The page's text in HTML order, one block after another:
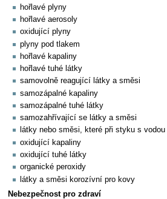
hořlavé plyny
hořlavé aerosoly
oxidující plyny
plyny pod tlakem
hořlavé kapaliny
hořlavé tuhé látky
samovolně reagující látky a směsi
samozápalné kapaliny
samozápalné tuhé látky
samozahřívající se látky a směsi
látky nebo směsi, které při styku s
oxidující kapaliny
oxidující tuhé látky
organické peroxidy
látky a směsi korozívní pro kovy
Nebezpečnost pro zdraví